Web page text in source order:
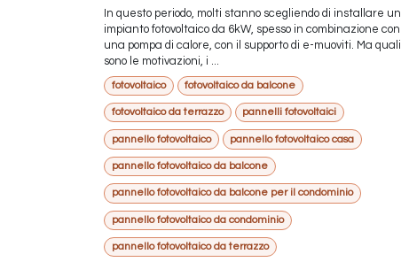
In questo periodo, molti stanno scegliendo di installare un
impianto fotovoltaico da 6kW, spesso in combinazione con
una pompa di calore, con il supporto di e-muoviti. Ma quali
sono le motivazioni, i ...
fotovoltaico fotovoltaico da balcone
fotovoltaico da terrazzo pannelli fotovoltaici
pannello fotovoltaico pannello fotovoltaico casa
pannello fotovoltaico da balcone
pannello fotovoltaico da balcone per il condominio
pannello fotovoltaico da condominio
pannello fotovoltaico da terrazzo